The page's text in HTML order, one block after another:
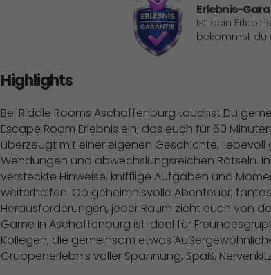
Erlebnis-
Ist dein
bekommst du
Highlights
Bei Riddle Rooms Aschaffenburg tauchst Du
Escape Room Erlebnis ein, das euch für 60
überzeugt mit einer eigenen Geschichte,
Wendungen und abwechslungsreichen Rätseln.
versteckte Hinweise, knifflige Aufgaben und
weiterhelfen. Ob geheimnisvolle Abenteuer,
Herausforderungen, jeder Raum zieht euch von
Game in Aschaffenburg ist ideal für
Kollegen, die gemeinsam etwas
Gruppenerlebnis voller Spannung, Spaß,